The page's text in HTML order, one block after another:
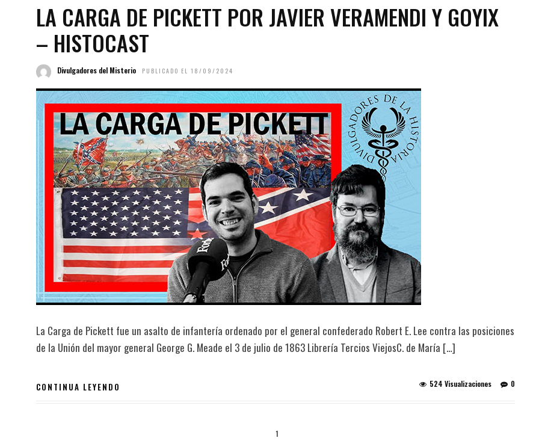
LA CARGA DE PICKETT POR JAVIER VERAMENDI Y GOYIX
– HISTOCAST
Divulgadores del Misterio PUBLICADO EL 18/09/2024
La Carga de Pickett fue un asalto de infantería ordenado por el general confederado Robert E. Lee contra las posiciones
de la Unión del mayor general George G. Meade el 3 de julio de 1863 Librería Tercios ViejosC. de María […]
CONTINUA LEYENDO 0
524 Visualizaciones
1